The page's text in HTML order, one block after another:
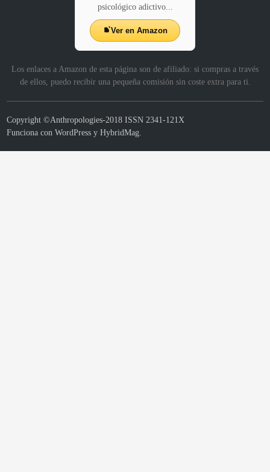
psicológico adictivo...
Ver en Amazon
Los enlaces a Amazon de esta página son de afiliado: si compras a través
de ellos, puedo recibir una pequeña comisión sin coste extra para ti.
Copyright ©Anthropologies-2018 ISSN 2341-121X
Funciona conWordPress yHybridMag.